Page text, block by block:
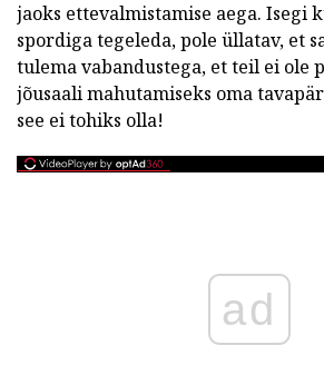
jaoks ettevalmistamise aega. Isegi
spordiga tegeleda, pole üllatav, et
tulema vabandustega, et teil ei ole
jõusaali mahutamiseks oma
see ei tohiks olla!
ad